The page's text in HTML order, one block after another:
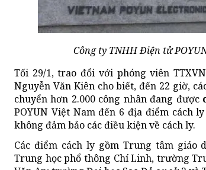
Công ty TNHH Điện tử
Tối 29/1, trao đổi với phóng viên
Nguyễn Văn Kiên cho biết, đến 22 giờ,
chuyển hơn 2.000 công nhân đang được
POYUN Việt Nam đến 6 địa điểm cách
không đảm bảo các điều kiện về cách ly.
Các điểm cách ly gồm Trung tâm giáo
Trung học phổ thông Chí Linh, trường